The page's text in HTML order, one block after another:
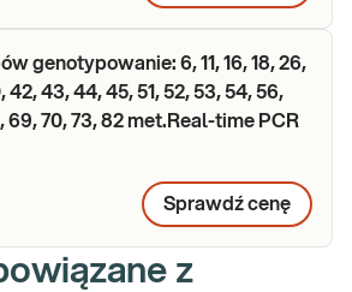
genotypowanie: 6, 11, 16, 18, 26,
42, 43, 44, 45, 51, 52, 53, 54, 56,
69, 70, 73, 82 met.Real-time PCR
Sprawdź cenę
z